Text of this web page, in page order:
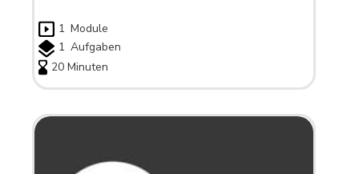
1 Module
1 Aufgaben
20 Minuten